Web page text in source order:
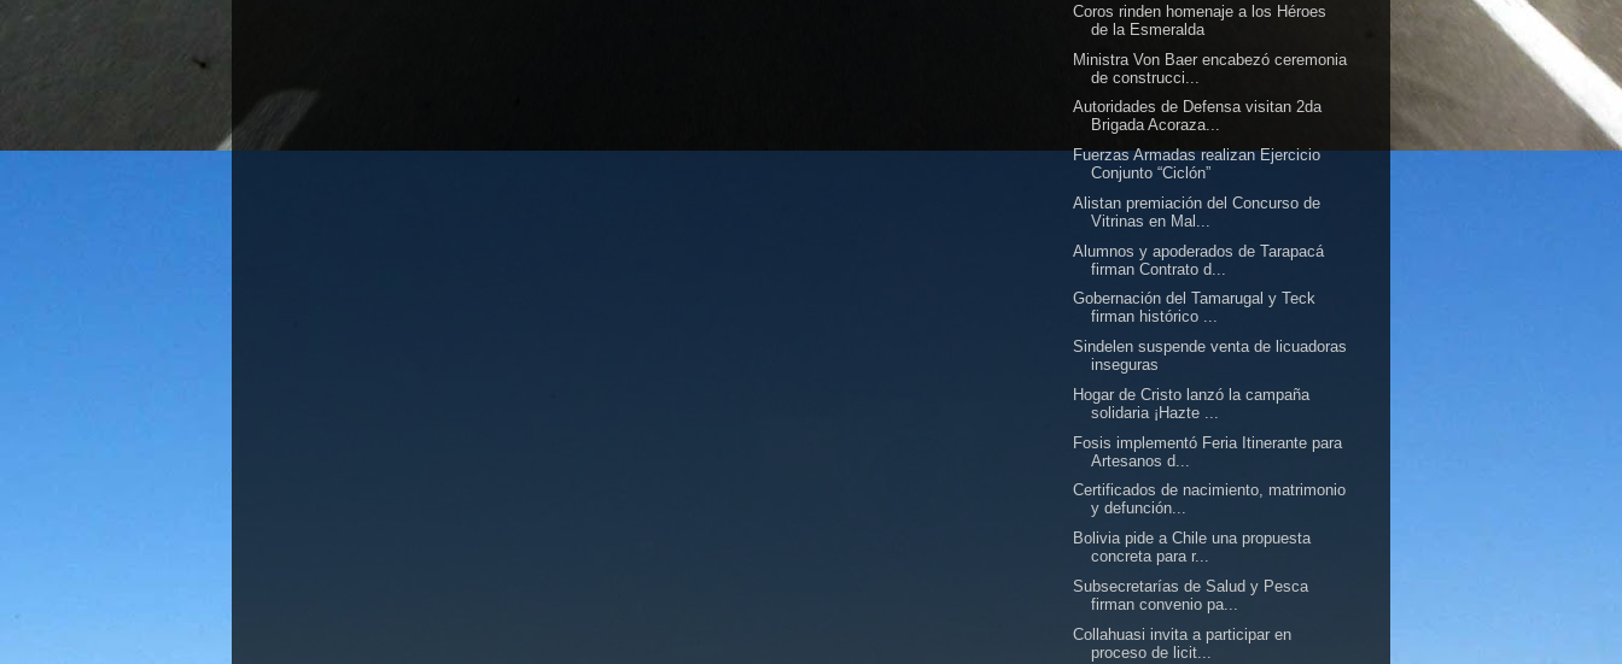
Coros rinden homenaje a los Héroes
de la Esmeralda
Ministra Von Baer encabezó ceremonia
de construcci...
Autoridades de Defensa visitan 2da
Brigada Acoraza...
Fuerzas Armadas realizan Ejercicio
Conjunto “Ciclón”
Alistan premiación del Concurso de
Vitrinas en Mal...
Alumnos y apoderados de Tarapacá
firman Contrato d...
Gobernación del Tamarugal y Teck
firman histórico ...
Sindelen suspende venta de licuadoras
inseguras
Hogar de Cristo lanzó la campaña
solidaria ¡Hazte ...
Fosis implementó Feria Itinerante para
Artesanos d...
Certificados de nacimiento, matrimonio
y defunción...
Bolivia pide a Chile una propuesta
concreta para r...
Subsecretarías de Salud y Pesca
firman convenio pa...
Collahuasi invita a participar en
proceso de licit...